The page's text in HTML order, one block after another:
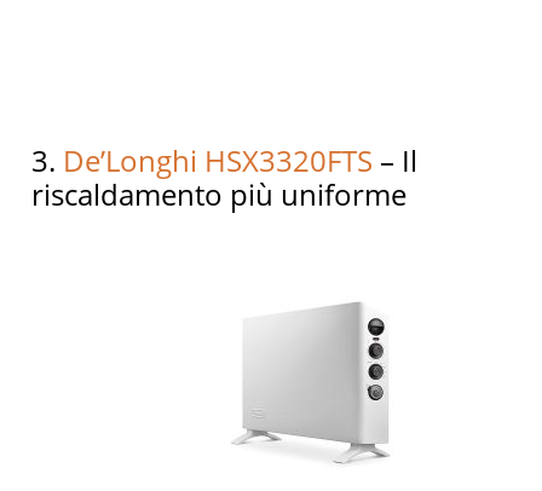
3. De’Longhi HSX3320FTS – Il
riscaldamento più uniforme